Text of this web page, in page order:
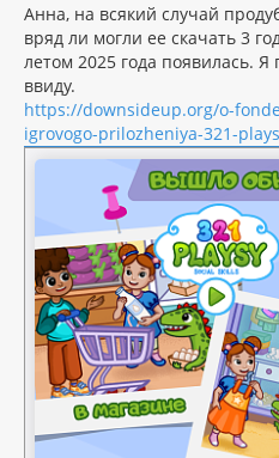
о
щ
е
н
и
е
Анна, на всякий случай
вряд ли могли ее скачать 3
летом 2025 года появилась.
ввиду.
https://downsideup.org/o-
igrovogo-prilozheniya-321-